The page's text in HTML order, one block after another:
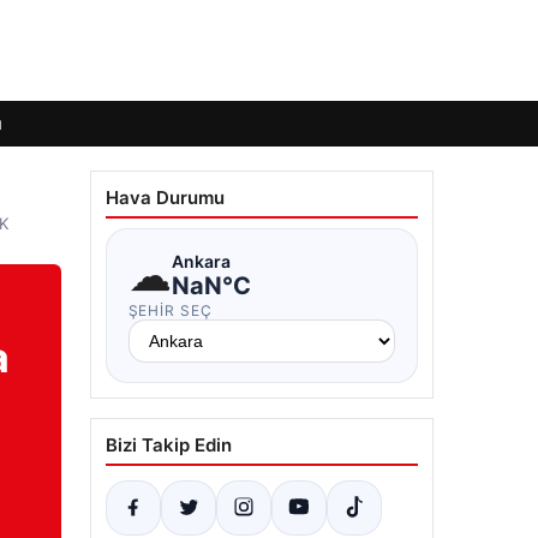
Hava Durumu
☁Ankara
NaN°C
ŞEHIR SEÇ
Bizi Takip Edin